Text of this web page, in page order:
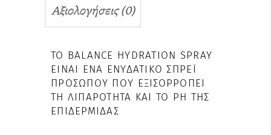
Αξιολογήσεις (0)
ΤΟ BALANCE HYDRATION SPRAY
ΕΊΝΑΙ ΈΝΑ ΕΝΥΔΑΤΙΚΌ ΣΠΡΈΙ
ΠΡΟΣΏΠΟΥ ΠΟΥ ΕΞΙΣΟΡΡΟΠΕΊ
ΤΗ ΛΙΠΑΡΌΤΗΤΑ ΚΑΙ ΤΟ PH ΤΗΣ
ΕΠΙΔΕΡΜΊΔΑΣ